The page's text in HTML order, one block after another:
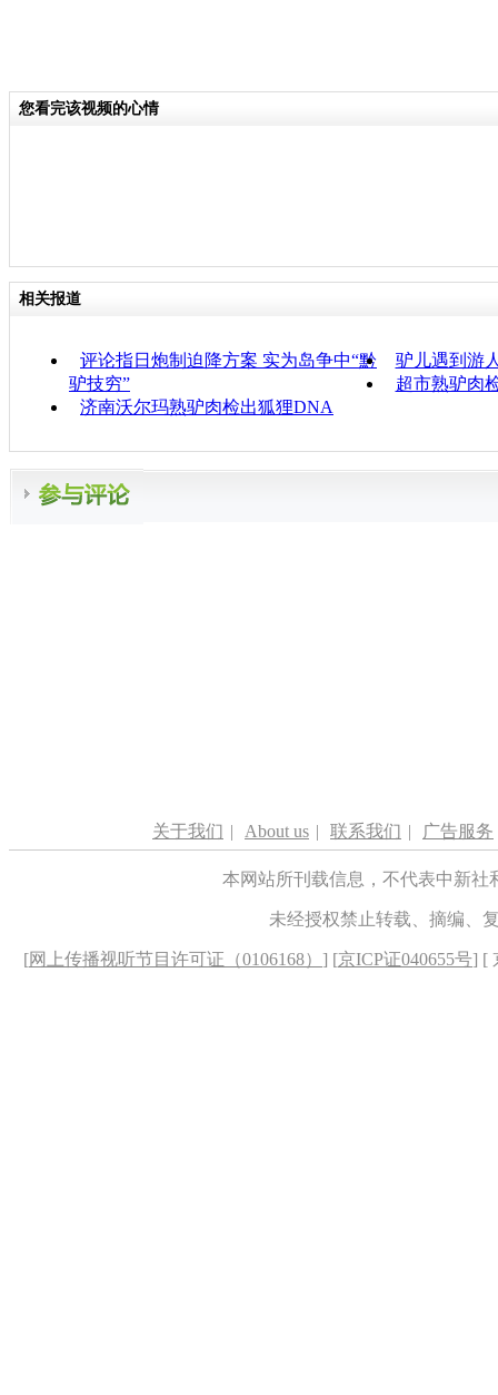
您看完该视频的心情
相关报道
评论指日炮制迫降方案 实为岛争中“黔
驴技穷”
驴儿遇到游
超市熟驴肉
济南沃尔玛熟驴肉检出狐狸DNA
关于我们 | About us | 联系我们 | 广告服务
本网站所刊载信息，不代表中新
未经授权禁止转载、摘编、
[网上传播视听节目许可证（0106168） ] [京ICP证040655号] [